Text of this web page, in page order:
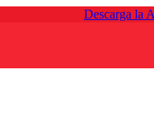
Descarga la